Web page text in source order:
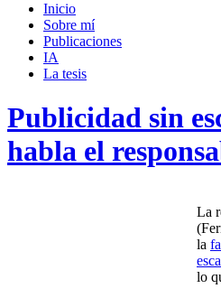
campo
búsqueda
Inicio
Sobre mí­
Publicaciones
IA
La tesis
Publicidad sin
habla el
La
la
lo